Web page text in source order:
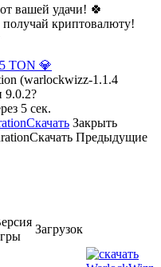
вашей удачи! 🍀
криптовалюту!
TON 💎
(warlockwizz-1.1.4
9.0.2?
5 сек.
Скачать Закрыть
Скачать Предыдущие
Загрузок